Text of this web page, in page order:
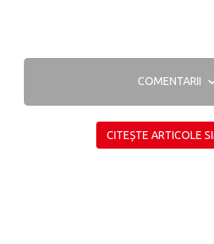
COMENTARII
CITEȘTE ARTICOLE